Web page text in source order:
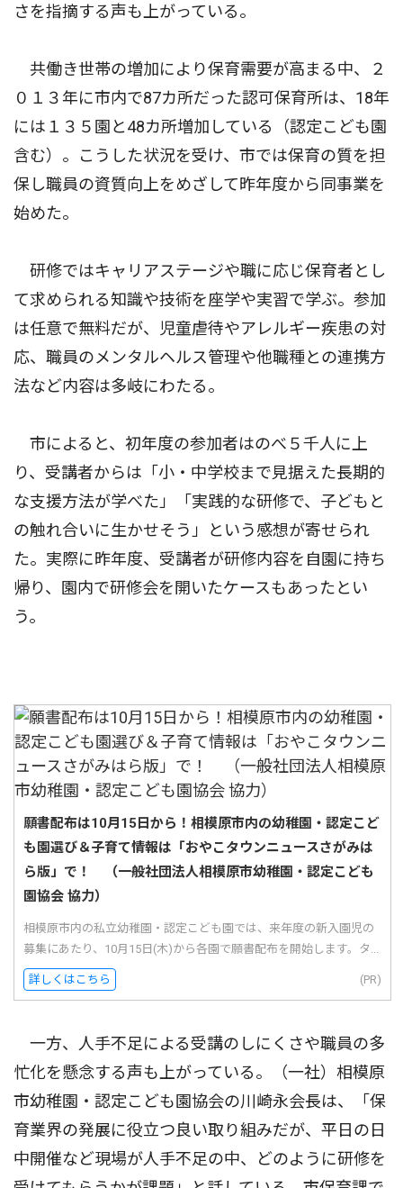
さを指摘する声も上がっている。
共働き世帯の増加により保育需要が高まる中、２
０１３年に市内で87カ所だった認可保育所は、18年
には１３５園と48カ所増加している（認定こども園
含む）。こうした状況を受け、市では保育の質を担
保し職員の資質向上をめざして昨年度から同事業を
始めた。
研修ではキャリアステージや職に応じ保育者とし
て求められる知識や技術を座学や実習で学ぶ。参加
は任意で無料だが、児童虐待やアレルギー疾患の対
応、職員のメンタルヘルス管理や他職種との連携方
法など内容は多岐にわたる。
市によると、初年度の参加者はのべ５千人に上
り、受講者からは「小・中学校まで見据えた長期的
な支援方法が学べた」「実践的な研修で、子どもと
の触れ合いに生かせそう」という感想が寄せられ
た。実際に昨年度、受講者が研修内容を自園に持ち
帰り、園内で研修会を開いたケースもあったとい
う。
願書配布は10月15日から！相模原市内の幼稚園・認定こど
も園選び＆子育て情報は「おやこタウンニュースさがみは
ら版」で！ （一般社団法人相模原市幼稚園・認定こども
園協会 協力）
相模原市内の私立幼稚園・認定こども園では、来年度の新入園児の
募集にあたり、10月15日(木)から各園で願書配布を開始します。タ...
詳しくはこちら (PR)
一方、人手不足による受講のしにくさや職員の多
忙化を懸念する声も上がっている。（一社）相模原
市幼稚園・認定こども園協会の川崎永会長は、「保
育業界の発展に役立つ良い取り組みだが、平日の日
中開催など現場が人手不足の中、どのように研修を